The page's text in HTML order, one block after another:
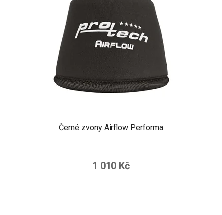
Černé zvony Airflow Performa
1 010 Kč